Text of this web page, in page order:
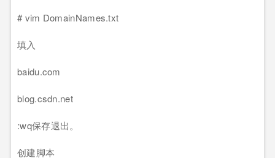
# vim DomainNames.txt
填入
baidu.com
blog.csdn.net
:wq保存退出。
创建脚本